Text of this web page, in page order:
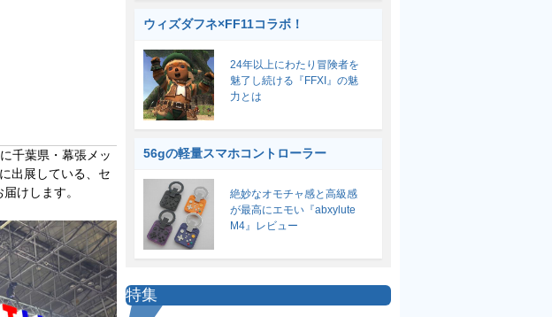
千葉県・幕張メッ
出展している、セ
けします。
ウィズダフネ×FF11コラボ！
24年以上にわたり冒険者を
魅了し続ける『FFXI』の魅
力とは
56gの軽量スマホコントローラー
絶妙なオモチャ感と高級感
が最高にエモい『abxylute
M4』レビュー
特集